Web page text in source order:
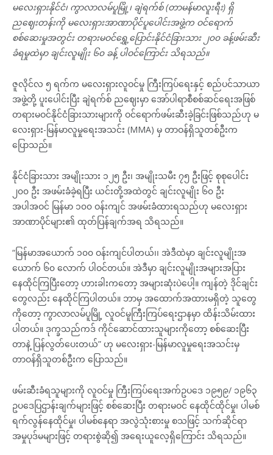
မလေးရှားနိုင်ငံ၊ ကွာလာလမ်ပူမြို့၊ ချဲရက်စ် (တာမန်မာလူးရီး) ရှိ
ညဈေးတန်းကို မလေးရှားအာဏာပိုင်ပူပေါင်းအဖွဲ့က ဝင်ရောက်
စစ်ဆေးမှုအတွင်း တရားမဝင်ရွှေ့ပြောင်းနိုင်ငံခြားသား ၂၀၀ ခန့်ဖမ်းဆီး
ခံရမှုထဲမှာ ချင်းလူမျိုး ၆၀ ခန့် ပါဝင်ကြောင်း သိရသည်။
ဇူလိုင်လ ၅ ရက်က မလေးရှားလူဝင်မှု ကြီးကြပ်ရေးနှင့် စည်ပင်သာယာ
အဖွဲ့တို့ ပူးပေါင်းပြီး ချဲရက်စ် ညဈေးမှာ အော်ပါရာစီစစ်ဆင်ရေးအဖြစ်
တရားမဝင်နိုင်ငံခြားသားများကို ဝင်ရောက်ဖမ်းဆီးခဲ့ခြင်းဖြစ်သည်ဟု မ
လေးရှား-မြန်မာလူမှုရေးအသင်း (MMA) မှ တာဝန်ရှိသူတစ်ဦးက
ပြောသည်။
နိုင်ငံခြားသား အမျိုးသား ၁၂၅ ဦး၊ အမျိုးသမီး ၇၅ ဦးဖြင့် စုစုပေါင်း
၂၀၀ ဦး အဖမ်းခံခဲ့ရပြီး ယင်းတို့အထဲတွင် ချင်းလူမျိုး ၆၀ ဦး
အပါအဝင် မြန်မာ ၁၀၀ ဝန်းကျင် အဖမ်းခံထားရသည်ဟု မလေးရှား
အာဏာပိုင်များ၏ ထုတ်ပြန်ချက်အရ သိရသည်။
“မြန်မာအယောက် ၁၀၀ ဝန်းကျင်ပါတယ်၊၊ အဲဒီထဲမှာ ချင်းလူမျိုးအ
ယောက် ၆၀ လောက် ပါဝင်တယ်။ အဲဒီမှာ ချင်းလူမျိုးအများအပြား
နေထိုင်ကြပြီးတော့ ဟားခါးကတော့ အများဆုံးပဲပေါ့။ ကျန်တဲ့ ဒိုင်ချင်း
တွေလည်း နေထိုင်ကြပါတယ်။ ဘာမှ အထောက်အထားမရှိတဲ့ သူတွေ
ကိုတော့ ကွာလာလမ်ပူမြို့ လူဝင်မူကြီးကြပ်ရေးဌာနမှာ ထိန်းသိမ်းထား
ပါတယ်။ ဒုက္ခသည်ကဒ် ကိုင်ဆောင်ထားသူများကိုတော့ စစ်ဆေးပြီး
တာနဲ့ ပြန်လွတ်ပေးတယ်” ဟု မလေးရှား-မြန်မာလူမှုရေးအသင်းမှ
တာဝန်ရှိသူတစ်ဦးက ပြောသည်။
ဖမ်းဆီးခံရသူများကို လူဝင်မှု ကြီးကြပ်ရေးအက်ဥပဒေ ၁၉၅၉/ ၁၉၆၃
ဥပဒေပြဌာန်းချက်များဖြင့် စစ်ဆေးပြီး တရားမဝင် နေထိုင်ထိုင်မှု၊ ပါမစ်
ရက်လွန်နေထိုင်မှု၊ ပါမစ်နေရာ အလွဲသုံးစားမှု စသဖြင့် သက်ဆိုင်ရာ
အမှုပုဒ်မများဖြင့် တရားစွဲဆို၍ အရေးယူလေ့ရှိကြောင်း သိရသည်။